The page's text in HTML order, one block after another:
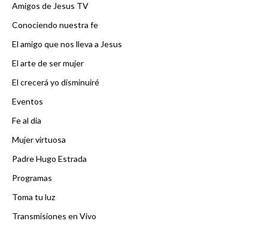
Amigos de Jesus TV
Conociendo nuestra fe
El amigo que nos lleva a Jesus
El arte de ser mujer
El crecerá yo disminuiré
Eventos
Fe al día
Mujer virtuosa
Padre Hugo Estrada
Programas
Toma tu luz
Transmisiones en Vivo